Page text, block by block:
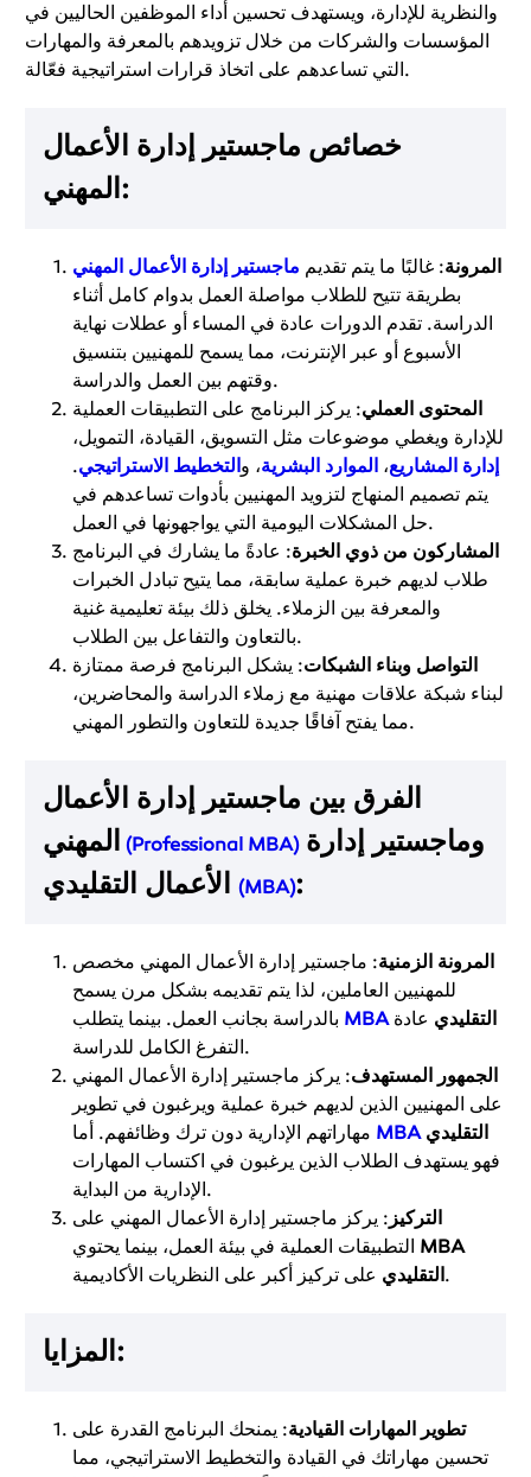
والنظرية للإدارة، ويستهدف تحسين أداء الموظفين الحاليين في
المؤسسات والشركات من خلال تزويدهم بالمعرفة والمهارات
التي تساعدهم على اتخاذ قرارات استراتيجية فعّالة.
خصائص ماجستير إدارة الأعمال
المهني:
المرونة: غالبًا ما يتم تقديم ماجستير إدارة الأعمال المهني
بطريقة تتيح للطلاب مواصلة العمل بدوام كامل أثناء
الدراسة. تقدم الدورات عادة في المساء أو عطلات نهاية
الأسبوع أو عبر الإنترنت، مما يسمح للمهنيين بتنسيق
وقتهم بين العمل والدراسة.
المحتوى العملي: يركز البرنامج على التطبيقات العملية
للإدارة ويغطي موضوعات مثل التسويق، القيادة، التمويل،
إدارة المشاريع، الموارد البشرية، و التخطيط الاستراتيجي.
يتم تصميم المنهاج لتزويد المهنيين بأدوات تساعدهم في
حل المشكلات اليومية التي يواجهونها في العمل.
المشاركون من ذوي الخبرة: عادةً ما يشارك في البرنامج
طلاب لديهم خبرة عملية سابقة، مما يتيح تبادل الخبرات
والمعرفة بين الزملاء. يخلق ذلك بيئة تعليمية غنية
بالتعاون والتفاعل بين الطلاب.
التواصل وبناء الشبكات: يشكل البرنامج فرصة ممتازة
لبناء شبكة علاقات مهنية مع زملاء الدراسة والمحاضرين،
مما يفتح آفاقًا جديدة للتعاون والتطور المهني.
الفرق بين ماجستير إدارة الأعمال
المهني (Professional MBA)وماجستير إدارة
(MBA):
المرونة الزمنية: ماجستير إدارة الأعمال المهني مخصص
للمهنيين العاملين، لذا يتم تقديمه بشكل مرن يسمح
MBA التقليدي عادة
التفرغ الكامل للدراسة.
الجمهور المستهدف: يركز ماجستير إدارة الأعمال المهني
على المهنيين الذين لديهم خبرة عملية ويرغبون في تطوير
MBA التقليدي
فهو يستهدف الطلاب الذين يرغبون في اكتساب المهارات
الإدارية من البداية.
التركيز : يركز ماجستير إدارة الأعمال المهني على
MBA
التقليديعلى تركيز أكبر على النظريات الأكاديمية.
المزايا:
تطوير المهارات القيادية: يمنحك البرنامج القدرة على
تحسين مهاراتك في القيادة والتخطيط الاستراتيجي، مما